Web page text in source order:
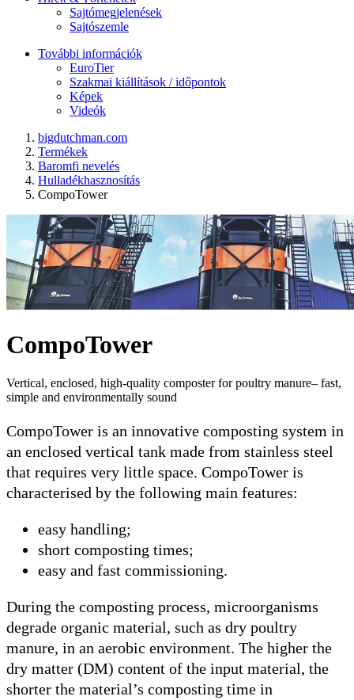
Sajtómegjelenések
Sajtószemle
További információk
EuroTier
Szakmai kiállítások / időpontok
Képek
Videók
bigdutchman.com
Termékek
Baromfi nevelés
Hulladékhasznosítás
CompoTower
CompoTower
Vertical, enclosed, high-quality composter for poultry manure– fast,
simple and environmentally sound
CompoTower is an innovative composting system in
an enclosed vertical tank made from stainless steel
that requires very little space. CompoTower is
characterised by the following main features:
easy handling;
short composting times;
easy and fast commissioning.
During the composting process, microorganisms
degrade organic material, such as dry poultry
manure, in an aerobic environment. The higher the
dry matter (DM) content of the input material, the
shorter the material’s composting time in